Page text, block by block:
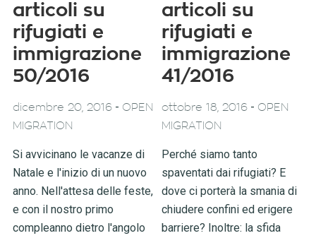
articoli su
rifugiati e
immigrazione
50/2016
dicembre 20, 2016- OPEN
MIGRATION
Si avvicinano le vacanze di
Natale e l'inizio di un nuovo
anno. Nell'attesa delle feste,
e con il nostro primo
compleanno dietro l'angolo
articoli su
rifugiati e
immigrazione
41/2016
ottobre 18, 2016 - OPEN
MIGRATION
Perché siamo tanto
spaventati dai rifugiati? E
dove ci porterà la smania di
chiudere confini ed erigere
barriere? Inoltre: la sfida